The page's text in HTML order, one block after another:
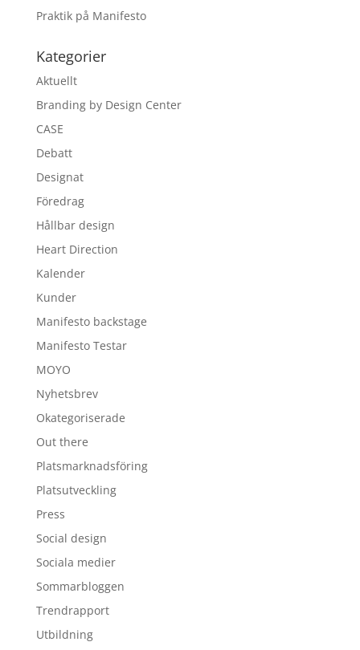
Praktik på Manifesto
Kategorier
Aktuellt
Branding by Design Center
CASE
Debatt
Designat
Föredrag
Hållbar design
Heart Direction
Kalender
Kunder
Manifesto backstage
Manifesto Testar
MOYO
Nyhetsbrev
Okategoriserade
Out there
Platsmarknadsföring
Platsutveckling
Press
Social design
Sociala medier
Sommarbloggen
Trendrapport
Utbildning